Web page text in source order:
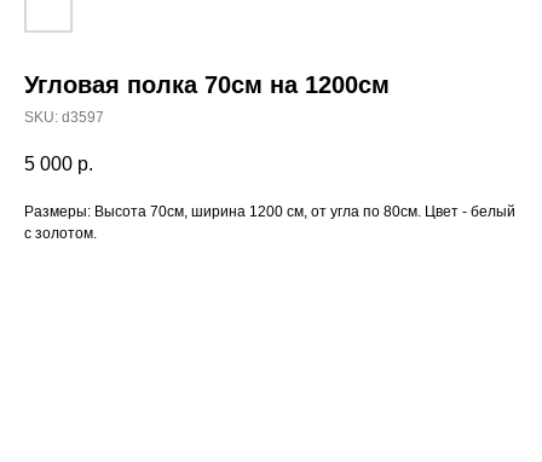
Угловая полка 70см на 1200см
SKU: d3597
5 000 р.
Размеры: Высота 70см, ширина 1200 см, от угла по 80см. Цвет - белый
с золотом.